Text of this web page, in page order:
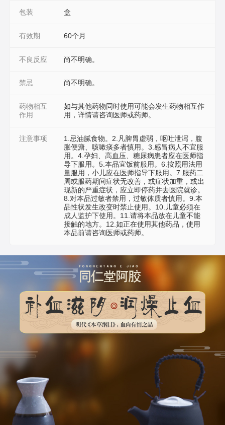
包装 盒
有效期 60个月
不良反应 尚不明确。
禁忌 尚不明确。
药物相互
作用
如与其他药物同时使用可能会发生药物相互作
用，详情请咨询医师或药师。
注意事项
1.忌油腻食物。2.凡脾胃虚弱，呕吐泄泻，腹
胀便溏、咳嗽痰多者慎用。3.感冒病人不宜服
用。4.孕妇、高血压、糖尿病患者应在医师指
导下服用。5.本品宜饭前服用。6.按照用法用
量服用，小儿应在医师指导下服用。7.服药二
周或服药期间症状无改善，或症状加重，或出
现新的严重症状，应立即停药并去医院就诊。
8.对本品过敏者禁用，过敏体质者慎用。9.本
品性状发生改变时禁止使用。10.儿童必须在
成人监护下使用。11.请将本品放在儿童不能
接触的地方。12.如正在使用其他药品，使用
本品前请咨询医师或药师。